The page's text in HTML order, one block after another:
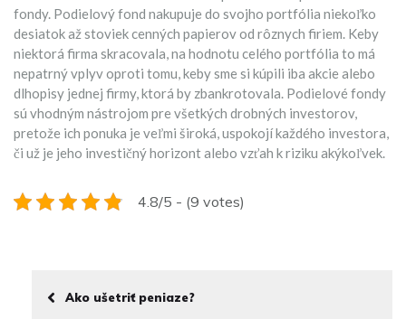
fondy. Podielový fond nakupuje do svojho portfólia niekoľko
desiatok až stoviek cenných papierov od rôznych firiem. Keby
niektorá firma skracovala, na hodnotu celého portfólia to má
nepatrný vplyv oproti tomu, keby sme si kúpili iba akcie alebo
dlhopisy jednej firmy, ktorá by zbankrotovala. Podielové fondy
sú vhodným nástrojom pre všetkých drobných investorov,
pretože ich ponuka je veľmi široká, uspokojí každého investora,
či už je jeho investičný horizont alebo vzťah k riziku akýkoľvek.
4.8/5 - (9 votes)
Ako ušetriť peniaze?